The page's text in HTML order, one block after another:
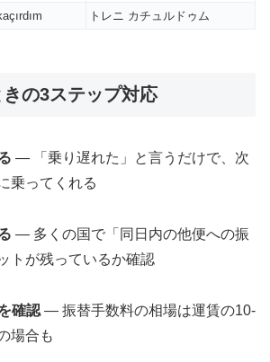
トレニ カチュルドゥム
の3ステップ対応
— 「乗り遅れた」と言うだけで、次
乗ってくれる
— 多くの国で「同日内の他便への振
トが残っているか確認
確認 — 振替手数料の相場は運賃の10-
場合も